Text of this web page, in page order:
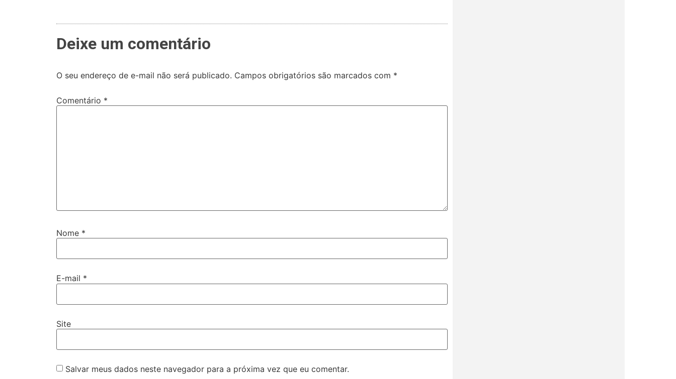
Deixe um comentário
O seu endereço de e-mail não será publicado. Campos obrigatórios são marcados com *
Comentário *
Nome *
E-mail *
Site
Salvar meus dados neste navegador para a próxima vez que eu comentar.